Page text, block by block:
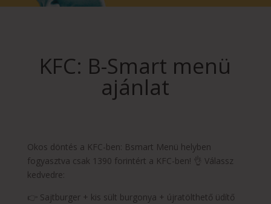
KFC: B-Smart menü
ajánlat
Okos döntés a KFC-ben: Bsmart Menü helyben
fogyasztva csak 1390 forintért a KFC-ben! 👌 Válassz
kedvedre:
👉 Sajtburger + kis sült burgonya + újratölthető üdítő